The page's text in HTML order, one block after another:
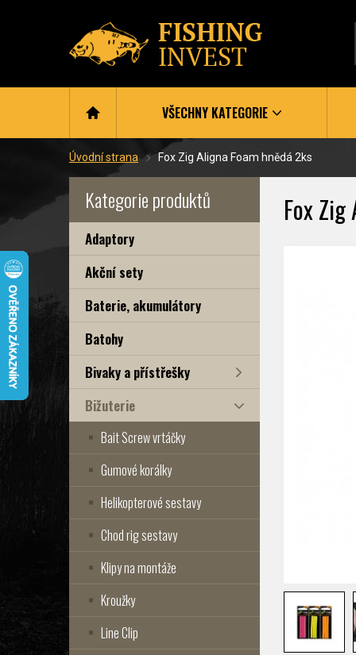
VŠECHNY KATEGORIE
Úvodní strana Fox Zig Aligna Foam hnědá 2ks
Kategorie produktů
Adaptory
Akční sety
Baterie, akumulátory
Batohy
Bivaky a přístřešky
Bižuterie
Bait Screw vrtáčky
Gumové korálky
Helikopterové sestavy
Chod rig sestavy
Klipy na montáže
Kroužky
Line Clip
Fox Zig